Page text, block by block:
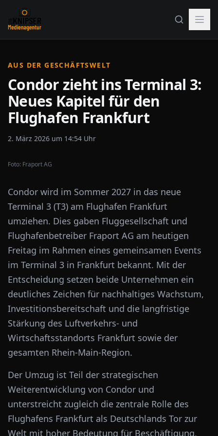
AUS DER GESCHÄFTSWELT
Condor zieht ins Terminal 3:
Neues Kapitel für den
Flughafen Frankfurt
2. März 2026 um 14:54 Uhr
Foto: Fraport AG
Condor wird im Sommer 2027 in das neue
Terminal 3 (T3) am Flughafen Frankfurt
umziehen. Dies gaben Fluggesellschaft und
Flughafenbetreiber Fraport AG am heutigen
Freitag im Rahmen eines gemeinsamen Events
im Terminal 3 in Frankfurt bekannt. Mit der
Entscheidung setzen beide Unternehmen ein
deutliches Zeichen für nachhaltiges Wachstum,
Investitionsbereitschaft und die langfristige
Stärkung des Luftverkehrs- und
Wirtschaftsstandorts Frankfurt sowie der
gesamten Rhein-Main-Region.
Der Umzug ist Teil der strategischen
Weiterentwicklung von Condor und
unterstreicht zugleich die zentrale Rolle des
Flughafens Frankfurt als Deutschlands Tor zur
Welt mit hoher Bedeutung für Beschäftigung,